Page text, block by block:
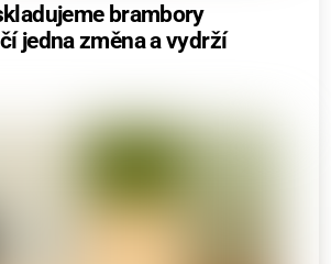
brambory
jedna změna a vydrží